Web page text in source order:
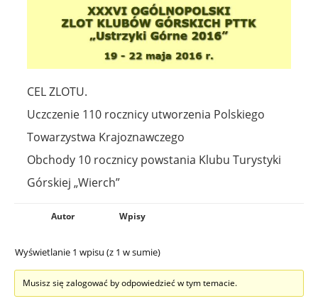
CEL ZLOTU.
Uczczenie 110 rocznicy utworzenia Polskiego
Towarzystwa Krajoznawczego
Obchody 10 rocznicy powstania Klubu Turystyki
Górskiej „Wierch”
Autor Wpisy
Wyświetlanie 1 wpisu (z 1 w sumie)
Musisz się zalogować by odpowiedzieć w tym temacie.